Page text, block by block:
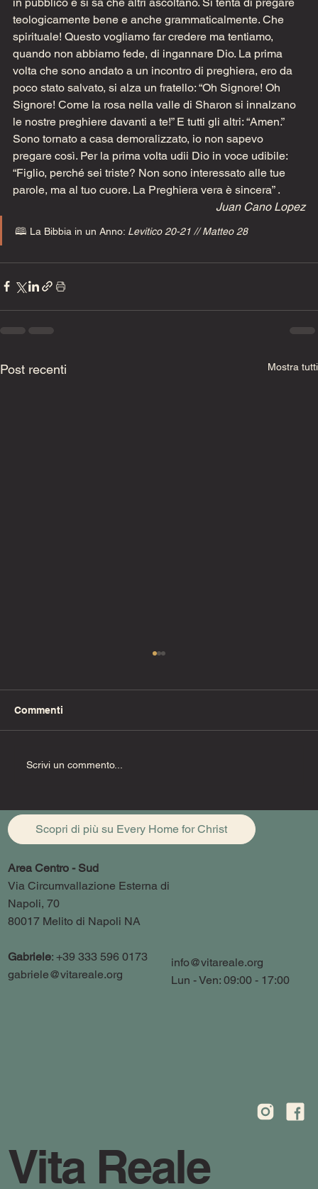
teologicamente bene e anche grammaticalmente. Che
spirituale! Questo vogliamo far credere ma tentiamo,
quando non abbiamo fede, di ingannare Dio. La prima
volta che sono andato a un incontro di preghiera, ero da
poco stato salvato, si alza un fratello: “Oh Signore! Oh
Signore! Come la rosa nella valle di Sharon si innalzano
le nostre preghiere davanti a te!” E tutti gli altri: “Amen.”
Sono tornato a casa demoralizzato, io non sapevo
pregare così. Per la prima volta udii Dio in voce udibile:
“Figlio, perché sei triste? Non sono interessato alle tue
parole, ma al tuo cuore. La Preghiera vera è sincera” .
Juan Cano Lopez
🕮 La Bibbia in un Anno: Levitico 20-21 // Matteo 28
Post recenti Mostra tutti
Commenti
Scrivi un commento...
Scopri di più su Every Home for Christ
Area Centro - Sud
Via Circumvallazione Esterna di
Napoli, 70
80017 Melito di Napoli NA
Gabriele: +39 333 596 0173
gabriele@vitareale.org
info@vitareale.org
Lun - Ven: 09:00 - 17:00
Vita Reale